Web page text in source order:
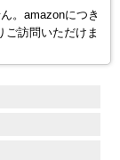
。amazonにつき
ご訪問いただけま